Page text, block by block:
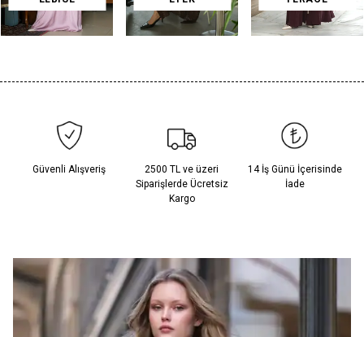
Güvenli Alışveriş
2500 TL ve üzeri
Siparişlerde Ücretsiz
Kargo
14 İş Günü İçerisinde
İade